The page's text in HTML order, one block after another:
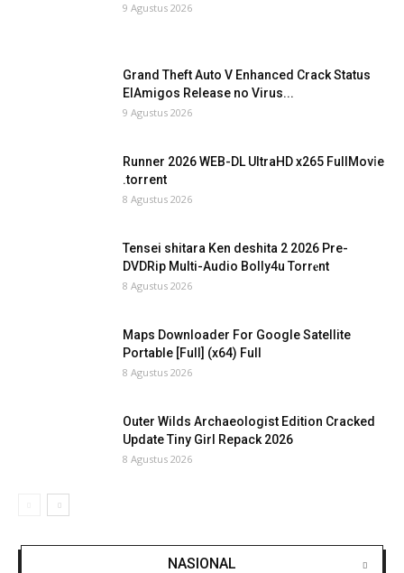
9 Agustus 2026
Grand Theft Auto V Enhanced Crack Status
ElAmigos Release no Virus...
9 Agustus 2026
Runner 2026 WEB-DL UltraHD x265 FullMov𝗂e
.torrent
8 Agustus 2026
Tensei shitara Ken deshita 2 2026 Pre-
DVDRip Multi-Audio Bolly4u Torr𝐞nt
8 Agustus 2026
Maps Downloader For Google Satellite
Portable [Full] (x64) Full
8 Agustus 2026
Outer Wilds Archaeologist Edition Cracked
Update Tiny Girl Repack 2026
8 Agustus 2026
NASIONAL